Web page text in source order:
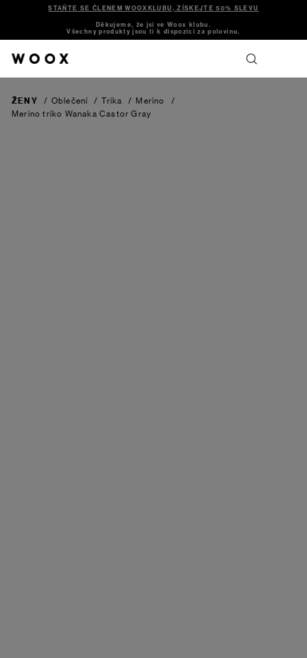
STAŇTE SE ČLENEM WOOXKLUBU, ZÍSKEJTE 50% SLEVU
Děkujeme, že jsi ve Woox klubu.
Všechny produkty jsou ti k dispozici za polovinu.
ŽENY / Oblečení / Trika / Merino
/
Merino triko Wanaka Castor Gray